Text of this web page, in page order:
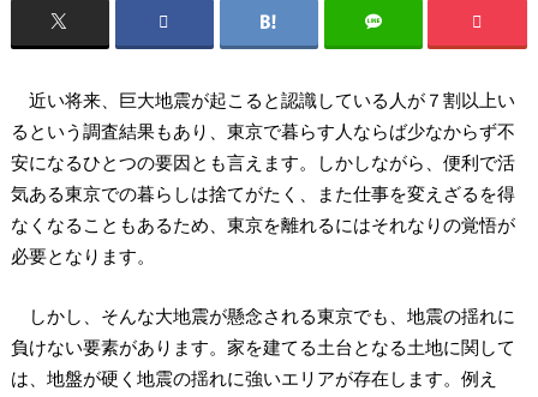
近い将来、巨大地震が起こると認識している人が７割以上い
るという調査結果もあり、東京で暮らす人ならば少なからず不
安になるひとつの要因とも言えます。しかしながら、便利で活
気ある東京での暮らしは捨てがたく、また仕事を変えざるを得
なくなることもあるため、東京を離れるにはそれなりの覚悟が
必要となります。
しかし、そんな大地震が懸念される東京でも、地震の揺れに
負けない要素があります。家を建てる土台となる土地に関して
は、地盤が硬く地震の揺れに強いエリアが存在します。例え